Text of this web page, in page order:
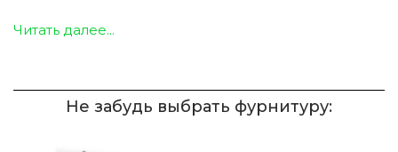
Читать далее...
Не забудь выбрать фурнитуру: